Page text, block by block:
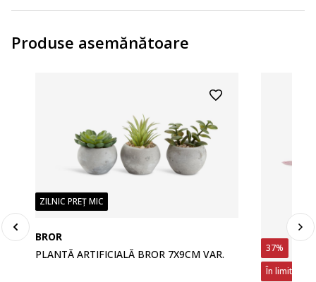
Produse asemănătoare
ZILNIC PREȚ MIC
BROR
PLANTĂ ARTIFICIALĂ BROR 7X9CM VAR.
37%
În limita